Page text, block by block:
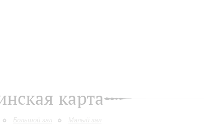
карта
Большой зал Малый зал